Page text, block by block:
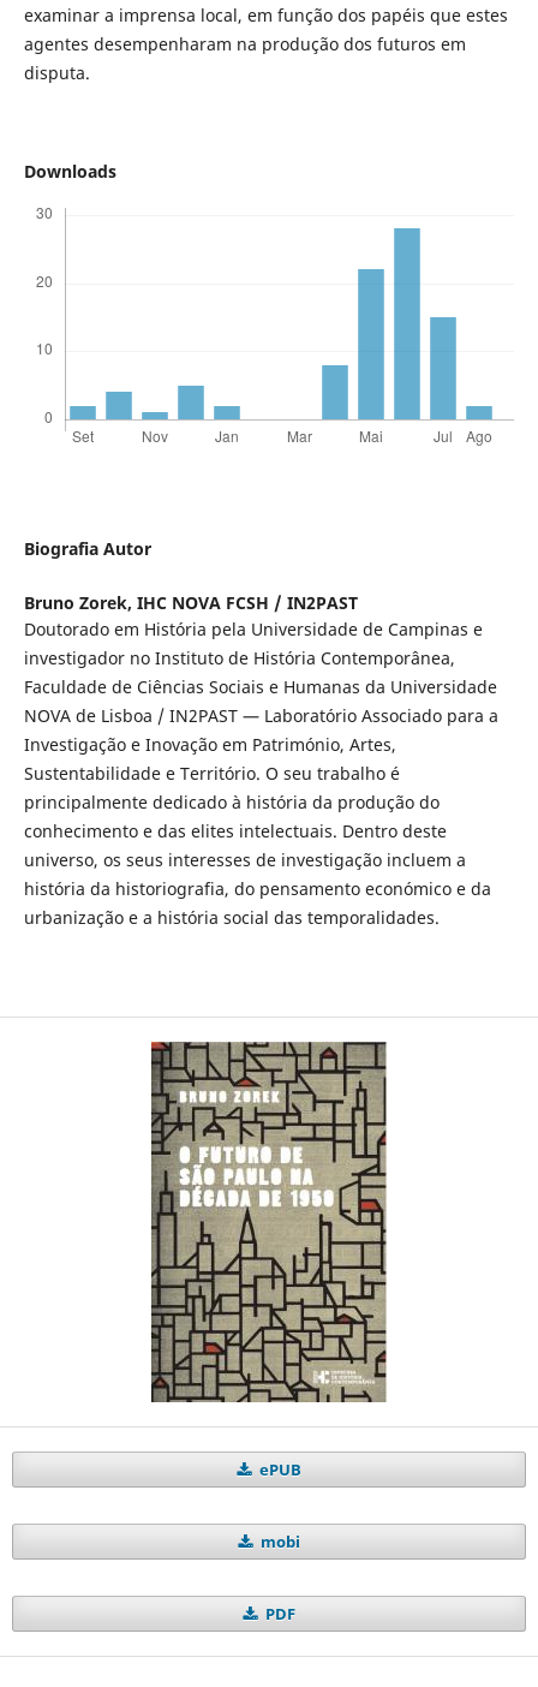
examinar a imprensa local, em função dos papéis que estes
agentes desempenharam na produção dos futuros em
disputa.
Downloads
Biografia Autor
Bruno Zorek, IHC NOVA FCSH / IN2PAST
Doutorado em História pela Universidade de Campinas e
investigador no Instituto de História Contemporânea,
Faculdade de Ciências Sociais e Humanas da Universidade
NOVA de Lisboa / IN2PAST — Laboratório Associado para a
Investigação e Inovação em Património, Artes,
Sustentabilidade e Território. O seu trabalho é
principalmente dedicado à história da produção do
conhecimento e das elites intelectuais. Dentro deste
universo, os seus interesses de investigação incluem a
história da historiografia, do pensamento económico e da
urbanização e a história social das temporalidades.
ePUB
mobi
PDF